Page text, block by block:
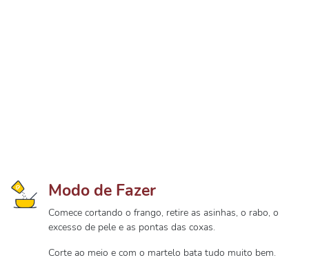
Modo de Fazer
Comece cortando o frango, retire as asinhas, o rabo, o
excesso de pele e as pontas das coxas.
Corte ao meio e com o martelo bata tudo muito bem.